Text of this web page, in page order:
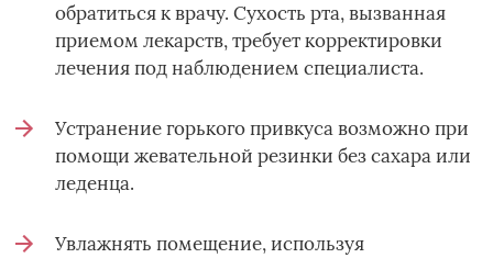
обратиться к врачу. Сухость рта, вызванная
приемом лекарств, требует корректировки
лечения под наблюдением специалиста.
Устранение горького привкуса возможно при
помощи жевательной резинки без сахара или
леденца.
Увлажнять помещение, используя